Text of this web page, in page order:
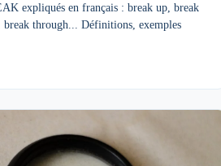
expliqués en français : break up, break
through... Définitions, exemples